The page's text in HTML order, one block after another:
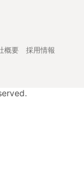
概要
採用情報